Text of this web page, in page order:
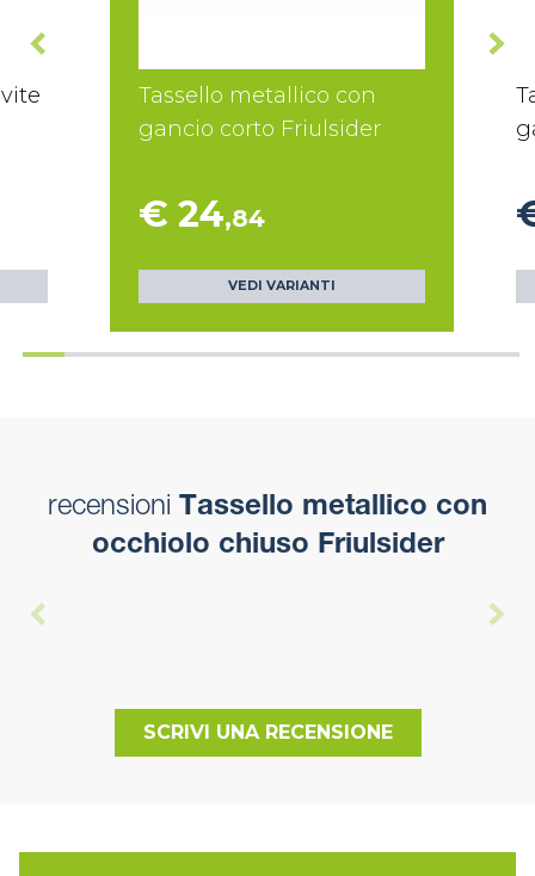
Tassello metallico con
gancio corto Friulsider
€ 24,84
VEDI VARIANTI
recensioni Tassello metallico con
occhiolo chiuso Friulsider
SCRIVI UNA RECENSIONE